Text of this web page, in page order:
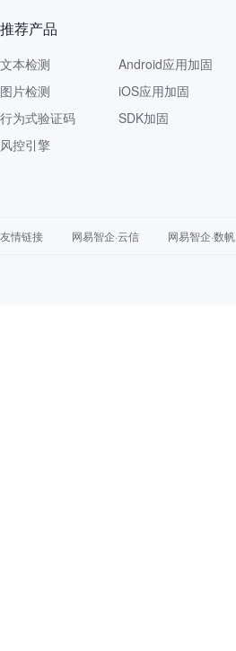
推荐产品
文本检测
图片检测
行为式验证码
风控引擎
Android应用加固
iOS应用加固
SDK加固
友情链接 网易智企·云信 网易智企·数帆